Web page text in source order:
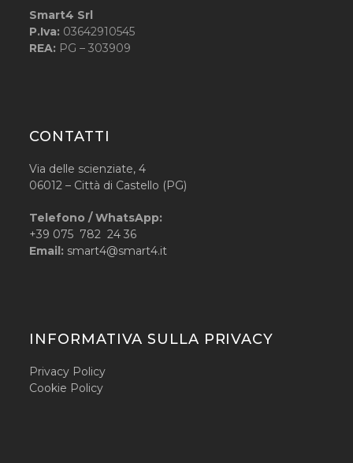
Smart4 Srl
P.Iva: 03642910545
REA: PG – 303909
CONTATTI
Via delle scienziate, 4
06012 – Città di Castello (PG)
Telefono / WhatsApp:
+39 075 782 24 36
Email: smart4@smart4.it
INFORMATIVA SULLA PRIVACY
Privacy Policy
Cookie Policy